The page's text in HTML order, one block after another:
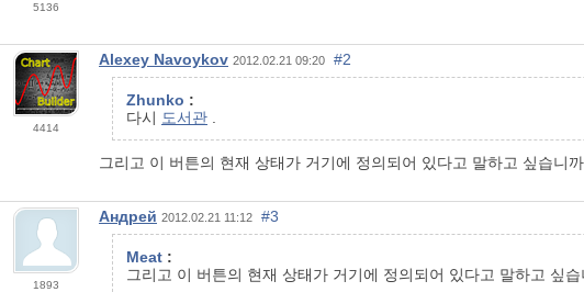
5136
4414
Alexey Navoykov 2012.02.21 09:20 #2
Zhunko :
다시 도서관
그리고 이 버튼의 현재 상태가 거기에 정의되어 있다고 말하고 싶습니
1893
Андрей 2012.02.21 11:12 #3
Meat :
그리고 이 버튼의 현재 상태가 거기에 정의되어 있다고 말하고 싶습